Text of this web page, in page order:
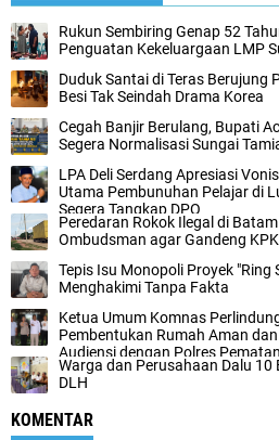
Rukun Sembiring Genap 52
Penguatan Kekeluargaan LMP
Duduk Santai di Teras Berujung
Besi Tak Seindah Drama Korea
Cegah Banjir Berulang, Bupati
Segera Normalisasi Sungai
LPA Deli Serdang Apresiasi
Utama Pembunuhan Pelajar di
Segera Tangkap DPO
Peredaran Rokok Ilegal di
Ombudsman agar Gandeng
Tepis Isu Monopoli Proyek "Ring
Menghakimi Tanpa Fakta
Ketua Umum Komnas
Pembentukan Rumah Aman
Audiensi dengan Polres
Warga dan Perusahaan Dalu 10
DLH
KOMENTAR